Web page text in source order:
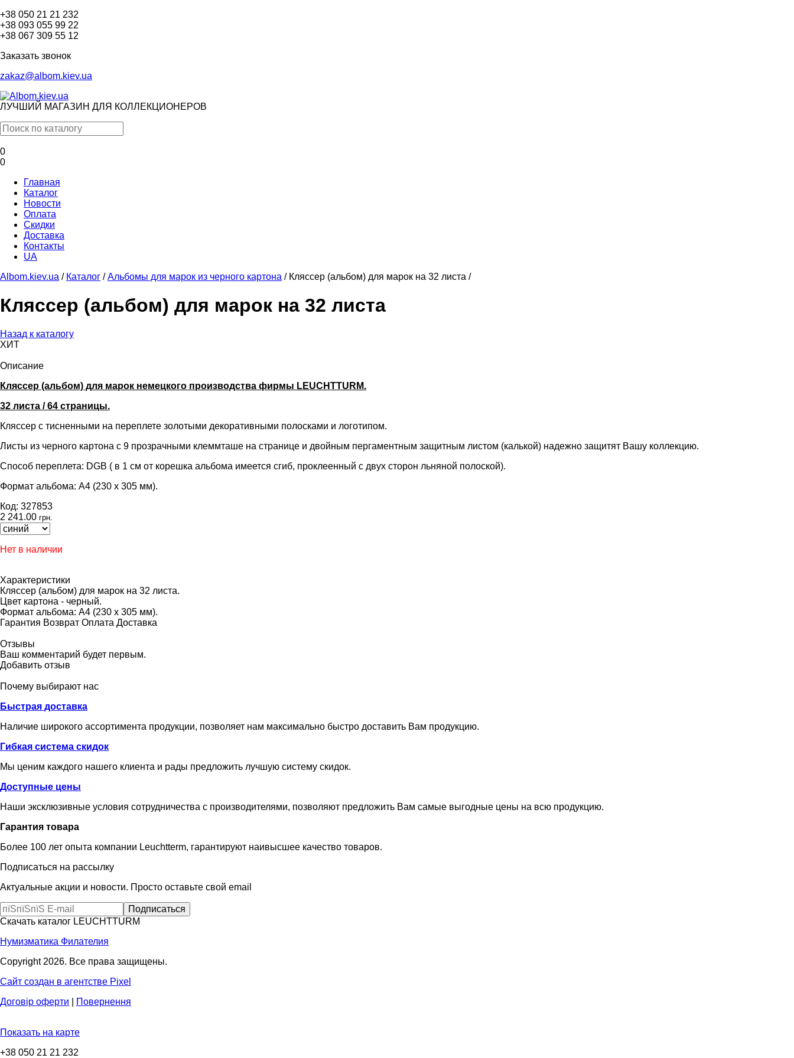
+38 050 21 21 232
+38 093 055 99 22
+38 067 309 55 12
Заказать звонок
zakaz@albom.kiev.ua
ЛУЧШИЙ МАГАЗИН ДЛЯ КОЛЛЕКЦИОНЕРОВ
0
0
Главная
Каталог
Новости
Оплата
Скидки
Доставка
Контакты
UA
Albom.kiev.ua / Каталог /Альбомы для марок из черного картона / Кляссер (альбом) для марок на 32 листа /
Кляссер (альбом) для марок на 32 листа
Назад к каталогу
ХИТ
Описание
Кляссер (альбом) для марок немецкого производства фирмы LEUCHTTURM.
32 листа / 64 страницы.
Кляссер с тисненными на переплете золотыми декоративными полосками и логотипом.
Листы из черного картона с 9 прозрачными клеммташе на странице и двойным пергаментным защитным листом (калькой) надежно защитят Вашу коллекцию.
Способ переплета: DGB ( в 1 см от корешка альбома имеется сгиб, проклеенный с двух сторон льняной полоской).
Формат альбома: А4 (230 x 305 мм).
Код: 327853
2 241.00 грн.
Нет в наличии
Характеристики
Кляссер (альбом) для марок на 32 листа.
Цвет картона - черный.
Формат альбома: А4 (230 x 305 мм).
Гарантия Возврат Оплата Доставка
Отзывы
Ваш комментарий будет первым.
Добавить отзыв
Почему выбирают нас
Быстрая доставка
Наличие широкого ассортимента продукции, позволяет нам максимально быстро доставить Вам продукцию.
Гибкая система скидок
Мы ценим каждого нашего клиента и рады предложить лучшую систему скидок.
Доступные цены
Наши эксклюзивные условия сотрудничества с производителями, позволяют предложить Вам самые выгодные цены на всю продукцию.
Гарантия товара
Более 100 лет опыта компании Leuchtterm, гарантируют наивысшее качество товаров.
Подписаться на рассылку
Актуальные акции и новости. Просто оставьте свой email
Скачать каталог LEUCHTTURM
Нумизматика Филателия
Copyright 2026. Все права защищены.
Сайт создан в агентстве Pixel
Договір оферти
Повернення
Показать на карте
+38 050 21 21 232